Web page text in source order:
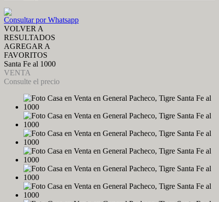
Consultar por Whatsapp
VOLVER A
RESULTADOS
AGREGAR A
FAVORITOS
Santa Fe al 1000
VENTA
Consulte el precio